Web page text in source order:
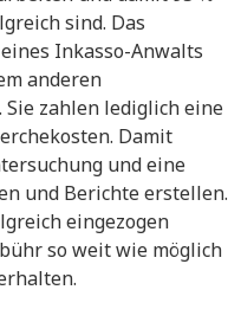
sind. Das
Inkasso-Anwalts
anderen
zahlen lediglich eine
Damit
und eine
und Berichte erstellen.
eingezogen
so weit wie möglich